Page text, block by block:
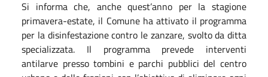
Si informa che, anche quest’anno per la stagione
primavera-estate, il Comune ha attivato il programma
per la disinfestazione contro le zanzare, svolto da ditta
specializzata. Il programma prevede interventi
antilarve presso tombini e parchi pubblici del centro